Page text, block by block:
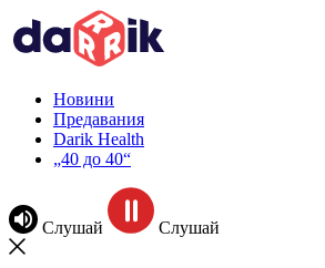
Новини
Предавания
Darik Health
„40 до 40“
Слушай Слушай